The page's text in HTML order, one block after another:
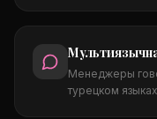
Менеджеры
турецком языках